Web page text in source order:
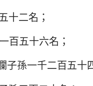
十二名；
百五十六名；
子孫一千二百五十